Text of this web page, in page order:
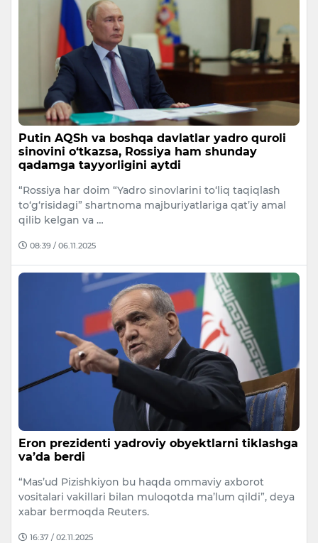
Putin AQSh va boshqa davlatlar yadro quroli
sinovini o‘tkazsa, Rossiya ham shunday
qadamga tayyorligini aytdi
“Rossiya har doim “Yadro sinovlarini to‘liq taqiqlash
to‘g‘risidagi” shartnoma majburiyatlariga qat’iy amal
qilib kelgan va …
08:39 / 06.11.2025
Eron prezidenti yadroviy obyektlarni tiklashga
va’da berdi
“Mas’ud Pizishkiyon bu haqda ommaviy axborot
vositalari vakillari bilan muloqotda ma’lum qildi”, deya
xabar bermoqda Reuters.
16:37 / 02.11.2025